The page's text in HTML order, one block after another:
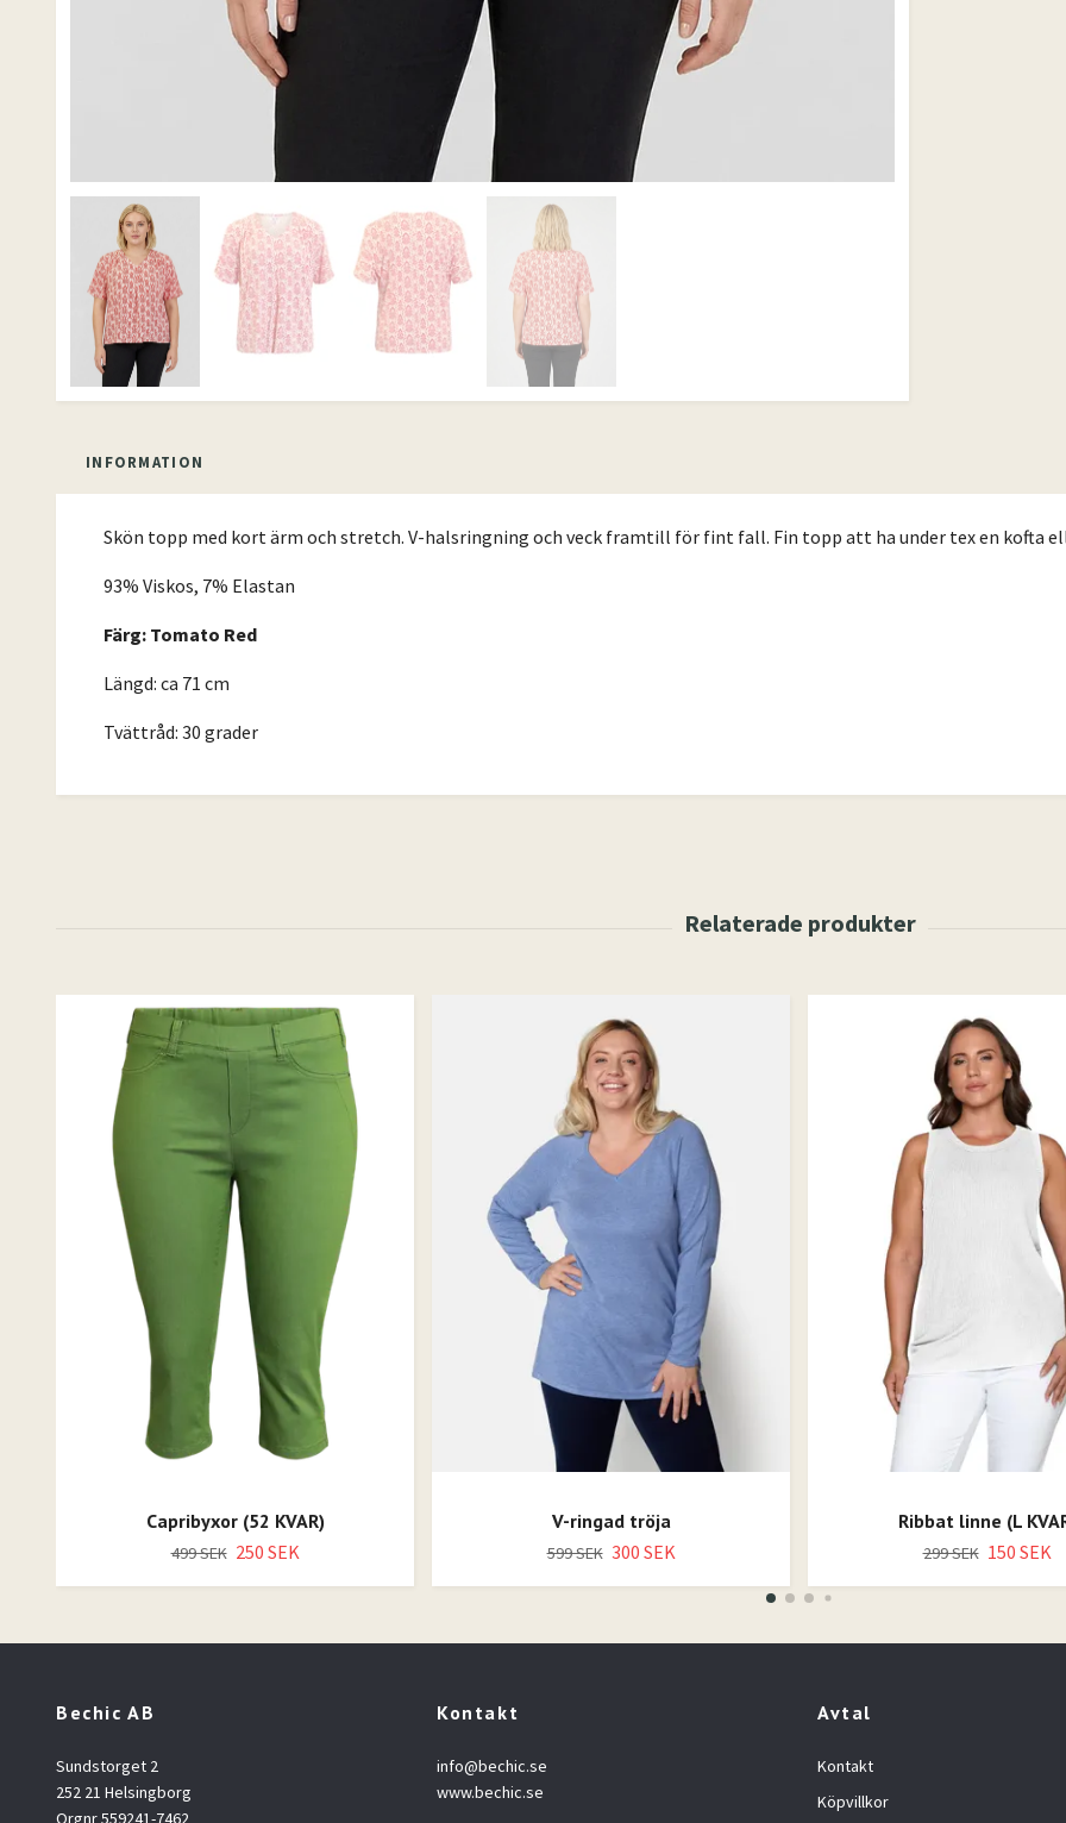
INFORMATION
Skön topp med kort ärm och stretch. V-halsringning och veck framtill för fint fall. Fin topp att ha under tex en kofta
93% Viskos, 7% Elastan
Färg: Tomato Red
Längd: ca 71 cm
Tvättråd: 30 grader
Capribyxor (52 KVAR)
499 SEK 250 SEK
V-ringad tröja
599 SEK 300 SEK
Ribbat linne (L
299 SEK 150 SEK
Bechic AB
Sundstorget 2
252 21 Helsingborg
Orgnr 559241-7462
Kontakt
info@bechic.se
www.bechic.se
Avtal
Kontakt
Köpvillkor